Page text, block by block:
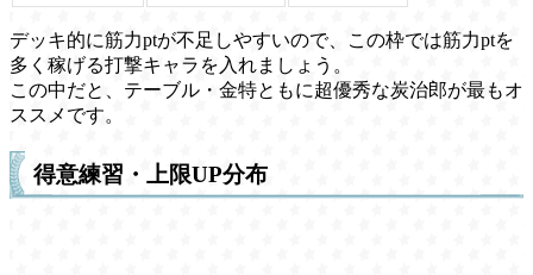
デッキ的に筋力ptが不足しやすいので、この枠では筋力ptを
多く稼げる打撃キャラを入れましょう。
この中だと、テーブル・金特ともに超優秀な炭治郎が最もオ
ススメです。
得意練習・上限UP分布